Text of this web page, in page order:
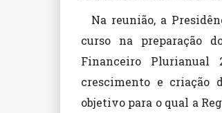
Na reunião, a
curso na preparação
Financeiro Plurianual
crescimento e criação
objetivo para o qual a